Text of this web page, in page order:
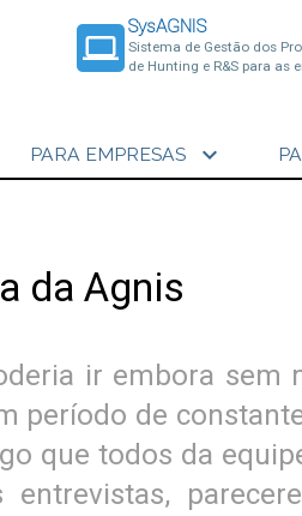
laptop
SysAGNIS
Sistema de Gestão dos
de Hunting e R&S para as
PARA EMPRESAS expand_more
da Agnis
ir embora
período de
que todos da